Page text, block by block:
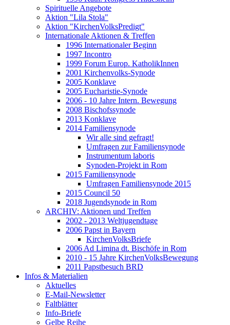
Spirituelle Angebote
Aktion "Lila Stola"
Aktion "KirchenVolksPredigt"
Internationale Aktionen & Treffen
1996 Internationaler Beginn
1997 Incontro
1999 Forum Europ. KatholikInnen
2001 Kirchenvolks-Synode
2005 Konklave
2005 Eucharistie-Synode
2006 - 10 Jahre Intern. Bewegung
2008 Bischofssynode
2013 Konklave
2014 Familiensynode
Wir alle sind gefragt!
Umfragen zur Familiensynode
Instrumentum laboris
Synoden-Projekt in Rom
2015 Familiensynode
Umfragen Familiensynode 2015
2015 Council 50
2018 Jugendsynode in Rom
ARCHIV: Aktionen und Treffen
2002 - 2013 Weltjugendtage
2006 Papst in Bayern
KirchenVolksBriefe
2006 Ad Limina dt. Bischöfe in Rom
2010 - 15 Jahre KirchenVolksBewegung
2011 Papstbesuch BRD
Infos & Materialien
Aktuelles
E-Mail-Newsletter
Faltblätter
Info-Briefe
Gelbe Reihe